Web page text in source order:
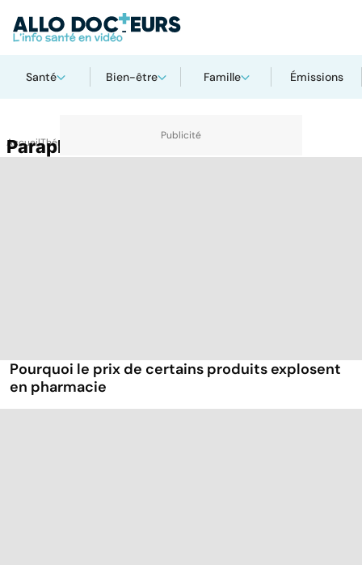
Santé Bien-être Famille Émissions
AccueilThématiques
Parapharmacie
Pourquoi le prix de certains produits explosent
en pharmacie